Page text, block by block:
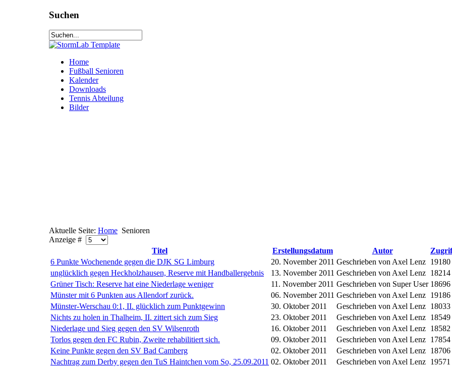
Suchen
Home
Fußball Senioren
Kalender
Downloads
Tennis Abteilung
Bilder
Aktuelle Seite: Home Senioren
Anzeige #
Titel
Erstellungsdatum Autor
6 Punkte Wochenende gegen die DJK SG Limburg
20. November 2011 Geschrieben von Axel Lenz 19180
unglücklich gegen Heckholzhausen, Reserve mit Handballergebnis
13. November 2011 Geschrieben von Axel Lenz 18214
Grüner Tisch: Reserve hat eine Niederlage weniger
11. November 2011 Geschrieben von Super User 18696
Münster mit 6 Punkten aus Allendorf zurück.
06. November 2011 Geschrieben von Axel Lenz 19186
Münster-Werschau 0:1, II. glücklich zum Punktgewinn
30. Oktober 2011 Geschrieben von Axel Lenz 18033
Nichts zu holen in Thalheim, II. zittert sich zum Sieg
23. Oktober 2011 Geschrieben von Axel Lenz 18549
Niederlage und Sieg gegen den SV Wilsenroth
16. Oktober 2011 Geschrieben von Axel Lenz 18582
Torlos gegen den FC Rubin, Zweite rehabilitiert sich.
09. Oktober 2011 Geschrieben von Axel Lenz 17854
Keine Punkte gegen den SV Bad Camberg
02. Oktober 2011 Geschrieben von Axel Lenz 18706
Nachtrag zum Derby gegen den TuS Haintchen vom So, 25.09.2011 02. Oktober 2011 Geschrieben von Axel Lenz 19571